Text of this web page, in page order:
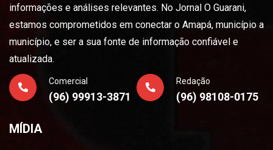
informações e análises relevantes. No Jornal O Guarani,
estamos comprometidos em conectar o Amapá, município a
município, e ser a sua fonte de informação confiável e
atualizada.
Comercial
(96) 99913-3871
Redação
(96) 98108-0175
MÍDIA